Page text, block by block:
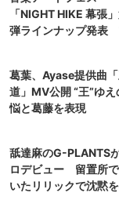
「NIGHT HIKE 幕張
弾ラインナップ発表
葛葉、Ayase提供曲
道」MV公開 “王”ゆえ
悩と葛藤を表現
舐達麻のG-PLANTS
ロデビュー 留置所
いたリリックで沈黙